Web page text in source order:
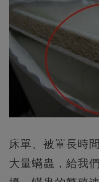
床單、被罩長時
大量蟎蟲，給我